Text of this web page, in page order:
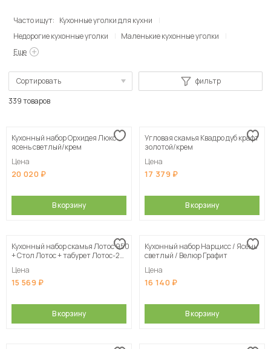
Часто ищут: Кухонные уголки для кухни
Недорогие кухонные уголки
Маленькие кухонные уголки
Еще
Сортировать
Сначала дорогие
фильтр
339 товаров
Кухонный набор Орхидея Люкс
ясень светлый/крем
Цена
20 020
В корзину
Угловая скамья Квадро дуб крафт
золотой/крем
Цена
17 379
В корзину
Кухонный набор скамья Лотос 950
+ Стол Лотос + табурет Лотос-2
Цена
15 569
В корзину
Кухонный набор Нарцисс / Ясень
светлый / Велюр Графит
Цена
16 140
В корзину